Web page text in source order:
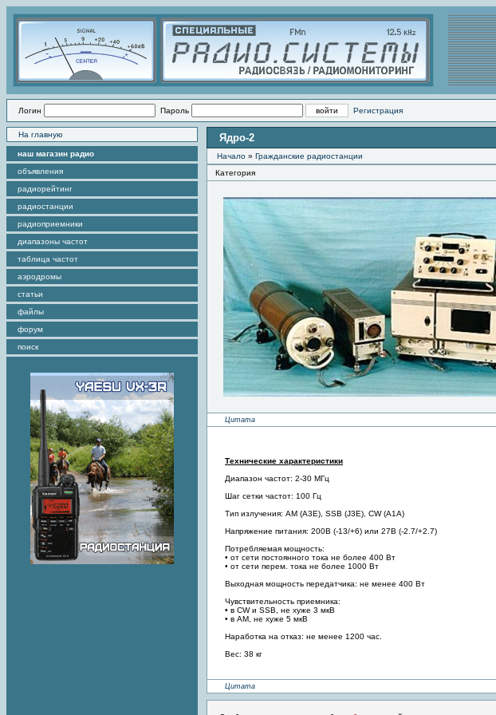
Логин Пароль Регистрация
На главную
наш магазин радио
объявления
радиорейтинг
радиостанции
радиоприемники
диапазоны частот
таблица частот
аэродромы
статьи
файлы
форум
поиск
Ядро-2
Начало » Гражданские радиостанции
Категория
Цитата
Технические характеристики
Диапазон частот: 2-30 МГц
Шаг сетки частот: 100 Гц
Тип излучения: АМ (А3Е), SSB (J3E), CW (А1А)
Напряжение питания: 200В (-13/+6) или 27В (-2.7/+2.7)
Потребляемая мощность:
• от сети постоянного тока не более 400 Вт
• от сети перем. тока не более 1000 Вт
Выходная мощность передатчика: не менее 400 Вт
Чувствительность приемника:
• в CW и SSB, не хуже 3 мкВ
• в АМ, не хуже 5 мкВ
Наработка на отказ: не менее 1200 час.
Вес: 38 кг
Цитата